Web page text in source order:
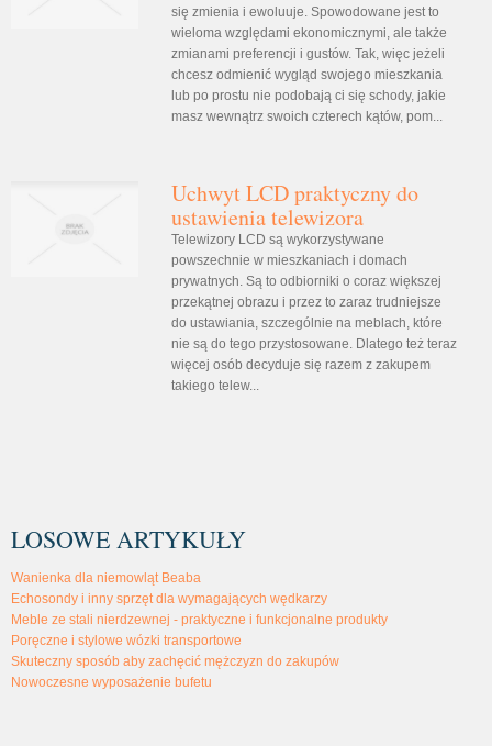
się zmienia i ewoluuje. Spowodowane jest to
wieloma względami ekonomicznymi, ale także
zmianami preferencji i gustów. Tak, więc jeżeli
chcesz odmienić wygląd swojego mieszkania
lub po prostu nie podobają ci się schody, jakie
masz wewnątrz swoich czterech kątów, pom...
Uchwyt LCD praktyczny do
ustawienia telewizora
Telewizory LCD są wykorzystywane
powszechnie w mieszkaniach i domach
prywatnych. Są to odbiorniki o coraz większej
przekątnej obrazu i przez to zaraz trudniejsze
do ustawiania, szczególnie na meblach, które
nie są do tego przystosowane. Dlatego też teraz
więcej osób decyduje się razem z zakupem
takiego telew...
LOSOWE ARTYKUŁY
Wanienka dla niemowląt Beaba
Echosondy i inny sprzęt dla wymagających wędkarzy
Meble ze stali nierdzewnej - praktyczne i funkcjonalne produkty
Poręczne i stylowe wózki transportowe
Skuteczny sposób aby zachęcić mężczyzn do zakupów
Nowoczesne wyposażenie bufetu